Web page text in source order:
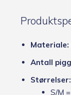
Materiale:
Antall
Størrelser:
S/M